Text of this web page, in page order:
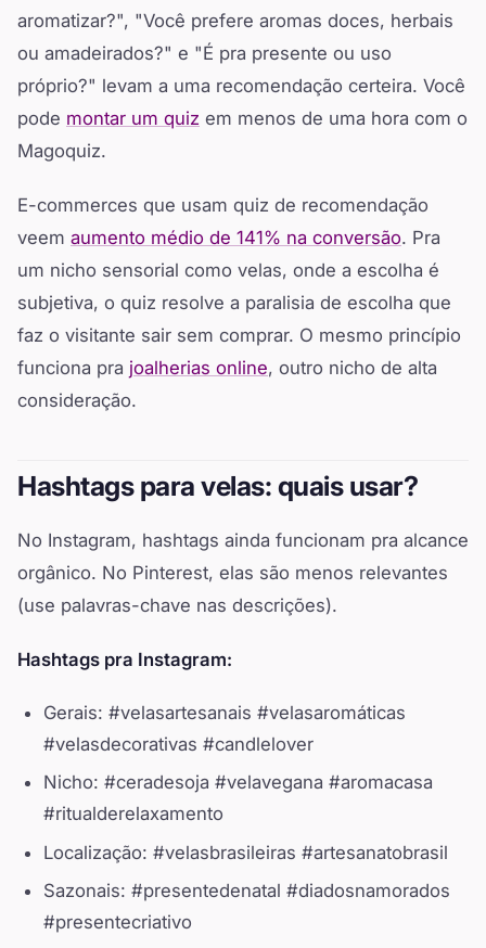
aromatizar?", "Você prefere aromas doces, herbais
ou amadeirados?" e "É pra presente ou uso
próprio?" levam a uma recomendação certeira. Você
pode montar um quiz em menos de uma hora com o
Magoquiz.
E-commerces que usam quiz de recomendação
veem aumento médio de 141% na conversão. Pra
um nicho sensorial como velas, onde a escolha é
subjetiva, o quiz resolve a paralisia de escolha que
faz o visitante sair sem comprar. O mesmo princípio
funciona pra joalherias online, outro nicho de alta
consideração.
Hashtags para velas: quais usar?
No Instagram, hashtags ainda funcionam pra alcance
orgânico. No Pinterest, elas são menos relevantes
(use palavras-chave nas descrições).
Hashtags pra Instagram:
Gerais: #velasartesanais #velasaromáticas
#velasdecorativas #candlelover
Nicho: #ceradesoja #velavegana #aromacasa
#ritualderelaxamento
Localização: #velasbrasileiras #artesanatobrasil
Sazonais: #presentedenatal #diadosnamorados
#presentecriativo